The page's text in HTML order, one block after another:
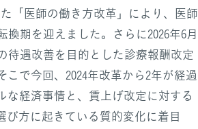
「医師の働き方改革」により、医師
換期を迎えました。さらに2026年6月
待遇改善を目的とした診療報酬改定
こで今回、2024年改革から2年が経過
な経済事情と、賃上げ改定に対する
び方に起きている質的変化に着目